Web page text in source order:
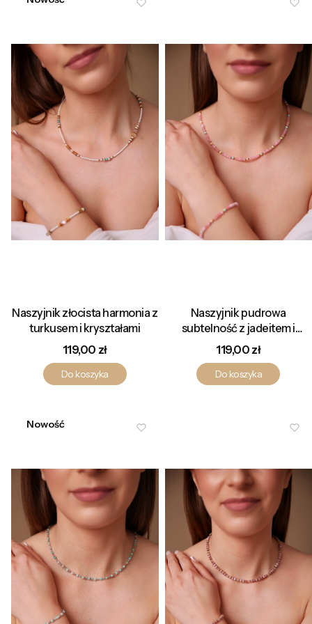
Naszyjnik złocista harmonia z
turkusem i kryształami
Cena
119,00 zł
Do koszyka
Naszyjnik pudrowa
subtelność z jadeitem i
kryształami
Cena
119,00 zł
Do koszyka
Nowość